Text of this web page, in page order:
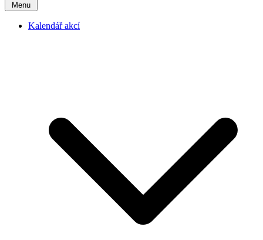
Menu
Kalendář akcí